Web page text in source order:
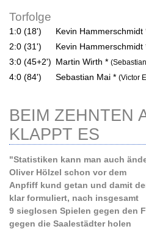
Torfolge
1:0 (18') Kevin Hammerschmidt
2:0 (31') Kevin Hammerschmidt
3:0 (45+2') Martin Wirth *
4:0 (84') Sebastian Mai * (Victor
BEIM ZEHNTEN
KLAPPT ES
"Statistiken kann man auch
Oliver Hölzel schon vor dem
Anpfiff kund getan und damit
klar formuliert, nach insgesamt
9 sieglosen Spielen gegen den
gegen die Saalestädter holen